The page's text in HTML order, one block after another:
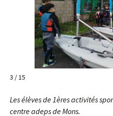
3 / 15
Les élèves de 1ères activités
centre adeps de Mons.